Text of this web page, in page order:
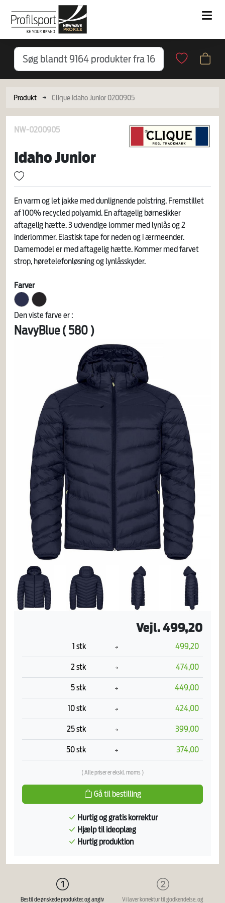
Produkt Clique Idaho Junior 0200905
NW-0200905
Idaho Junior
En varm og let jakke med dunlignende polstring. Fremstillet
af 100% recycled polyamid. En aftagelig børnesikker
aftagelig hætte. 3 udvendige lommer med lynlås og 2
inderlommer. Elastisk tape for neden og i ærmeender.
Damemodel er med aftagelig hætte. Kommer med farvet
strop, høretelefonløsning og lynlåsskyder.
Farver
Den viste farve er :
NavyBlue ( 580 )
Vejl. 499,20
1 stk 499,20
2 stk 474,00
5 stk 449,00
10 stk 424,00
25 stk 399,00
50 stk 374,00
( Alle priser er ekskl. moms )
Gå til bestilling
Hurtig og gratis korrektur
Hjælp til ideoplæg
Hurtig produktion
Bestil de ønskede produkter, og angiv Vi laver korrektur til godkendelse, og